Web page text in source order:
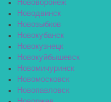
Нововоронеж
Новодвинск
Новозыбков
Новокубанск
Новокузнецк
Новокуйбышевск
Новомичуринск
Новомосковск
Новопавловск